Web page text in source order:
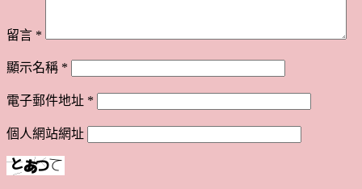
留言 *
顯示名稱 *
電子郵件地址 *
個人網站網址